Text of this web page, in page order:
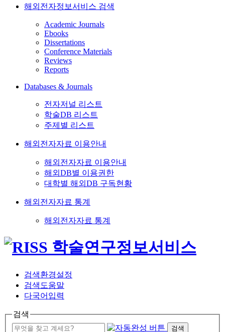
해외전자정보서비스 검색
Academic Journals
Ebooks
Dissertations
Conference Materials
Reviews
Reports
Databases & Journals
전자저널 리스트
학술DB 리스트
주제별 리스트
해외전자자료 이용안내
해외전자자료 이용안내
해외DB별 이용권한
대학별 해외DB 구독현황
해외전자자료 통계
해외전자자료 통계
검색환경설정
검색도움말
다국어입력
검색
검색